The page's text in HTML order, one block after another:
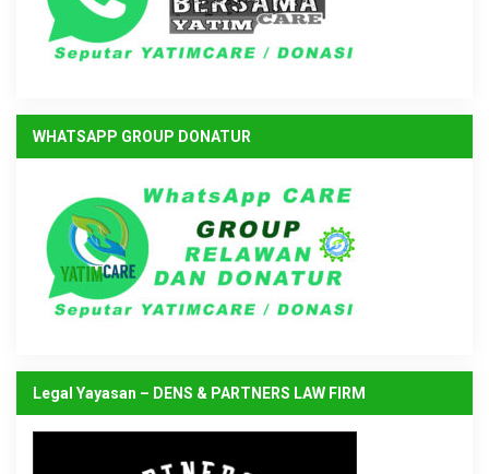
WHATSAPP GROUP DONATUR
Legal Yayasan – DENS & PARTNERS LAW FIRM